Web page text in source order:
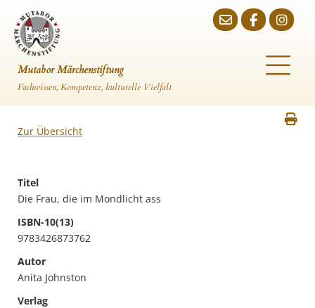
Mutabor Märchenstiftung
Fachwissen, Kompetenz, kulturelle Vielfalt
Zur Übersicht
Titel
Die Frau, die im Mondlicht ass
ISBN-10(13)
9783426873762
Autor
Anita Johnston
Verlag